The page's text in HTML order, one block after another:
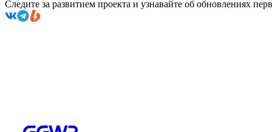
Следите за развитием проекта и узнавайте об обновлениях